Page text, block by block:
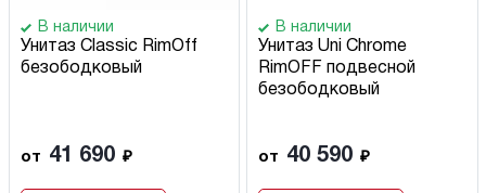
В наличии
Унитаз Classic RimOff
безободковый
от 41 690 ₽
В наличии
Унитаз Uni Chrome
RimOFF подвесной
безободковый
от 40 590 ₽